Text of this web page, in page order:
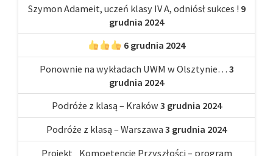
Szymon Adameit, uczeń klasy IV A, odniósł sukces ! 9
grudnia 2024
6 grudnia 2024
Ponownie na wykładach UWM w Olsztynie… 3
grudnia 2024
Podróże z klasą – Kraków 3 grudnia 2024
Podróże z klasą – Warszawa 3 grudnia 2024
Projekt „Kompetencje Przyszłości – program